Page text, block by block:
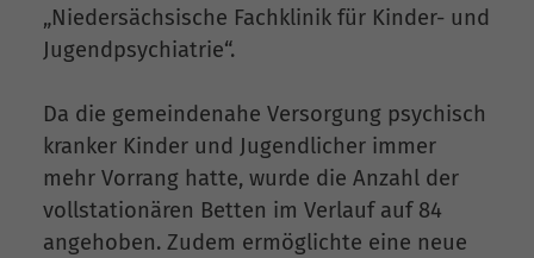
„Niedersächsische Fachklinik für Kinder- und
Jugendpsychiatrie“.
Da die gemeindenahe Versorgung psychisch
kranker Kinder und Jugendlicher immer
mehr Vorrang hatte, wurde die Anzahl der
vollstationären Betten im Verlauf auf 84
angehoben. Zudem ermöglichte eine neue